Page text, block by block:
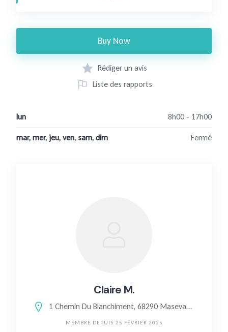
Buy Now
Rédiger un avis
Liste des rapports
lun 8h00 - 17h00
mar, mer, jeu, ven, sam, dim Fermé
Claire M.
1 Chemin Du Blanchiment, 68290 Masevaux, France
MEMBRE DEPUIS 25 FÉVRIER 2025